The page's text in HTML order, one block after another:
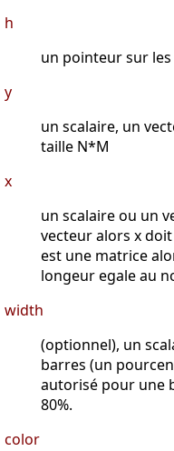
h
un pointeur sur les
y
un scalaire, un
taille N*M
x
un scalaire ou un
vecteur alors x
est une matrice
longeur egale au
width
(optionnel), un
barres (un
autorisé pour une
80%.
color